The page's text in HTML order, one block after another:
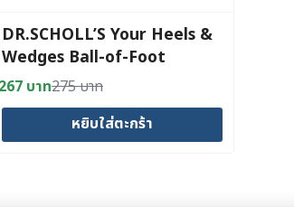
DR.SCHOLL’S Your Heels &
Wedges Ball-of-Foot
Cushions
275บาท
Original
price
was:
267 บาท
Current
price
is:
หยิบใส่ตะกร้า